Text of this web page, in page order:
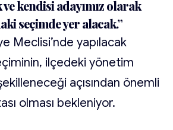
ve kendisi adayımız olarak
seçimde yer alacak.”
Meclisi’nde yapılacak
ilçedeki yönetim
açısından önemli
olması bekleniyor.